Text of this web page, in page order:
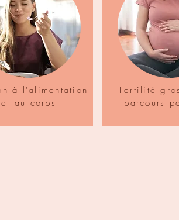
à l'alimentation
et au corps
Fertilité
parcours